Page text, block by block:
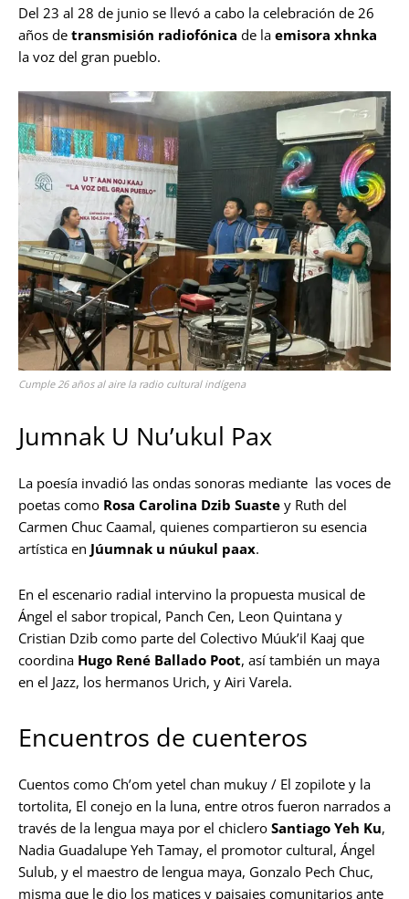
Del 23 al 28 de junio se llevó a cabo la celebración de 26
años de transmisión radiofónica de la emisora xhnka
la voz del gran pueblo.
Cumple 26 años al aire la radio cultural indígena
Jumnak U Nu’ukul Pax
La poesía invadió las ondas sonoras mediante las voces de
poetas como Rosa Carolina Dzib Suaste y Ruth del
Carmen Chuc Caamal, quienes compartieron su esencia
artística en Júumnak u núukul paax.
En el escenario radial intervino la propuesta musical de
Ángel el sabor tropical, Panch Cen, Leon Quintana y
Cristian Dzib como parte del Colectivo Múuk’il Kaaj que
coordina Hugo René Ballado Poot, así también un maya
en el Jazz, los hermanos Urich, y Airi Varela.
Encuentros de cuenteros
Cuentos como Ch’om yetel chan mukuy / El zopilote y la
tortolita, El conejo en la luna, entre otros fueron narrados a
través de la lengua maya por el chiclero Santiago Yeh Ku,
Nadia Guadalupe Yeh Tamay, el promotor cultural, Ángel
Sulub, y el maestro de lengua maya, Gonzalo Pech Chuc,
misma que le dio los matices y paisajes comunitarios ante